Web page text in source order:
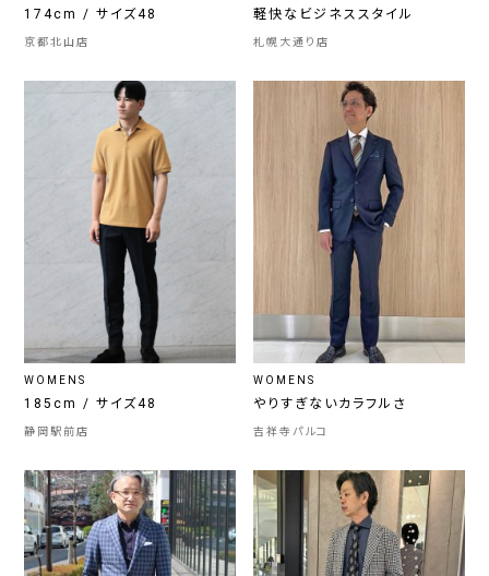
174cm / サイズ48
京都北山店
軽快なビジネススタイル
札幌大通り店
WOMENS
185cm / サイズ48
静岡駅前店
WOMENS
やりすぎないカラフルさ
吉祥寺パルコ